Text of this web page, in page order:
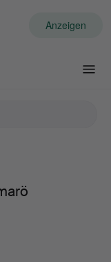
Anzeigen